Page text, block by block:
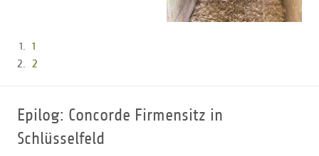
1
2
Epilog: Concorde Firmensitz in
Schlüsselfeld